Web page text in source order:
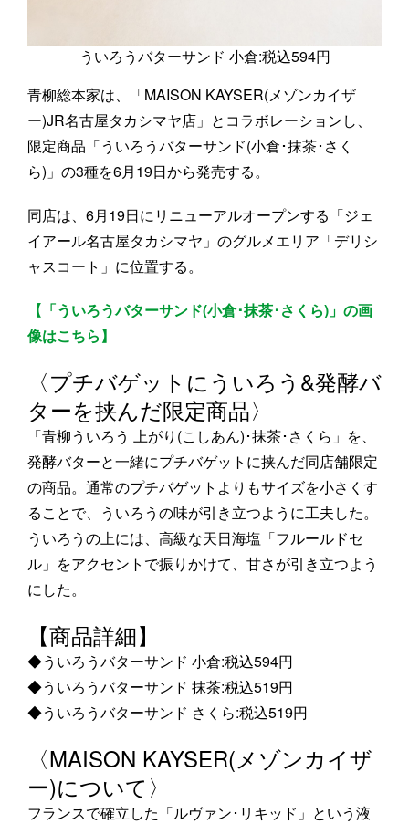
ういろうバターサンド 小倉:税込594円
青柳総本家は、「MAISON KAYSER(メゾンカイザ
ー)JR名古屋タカシマヤ店」とコラボレーションし、
限定商品「ういろうバターサンド(小倉･抹茶･さく
ら)」の3種を6月19日から発売する。
同店は、6月19日にリニューアルオープンする「ジェ
イアール名古屋タカシマヤ」のグルメエリア「デリシ
ャスコート」に位置する。
【「ういろうバターサンド(小倉･抹茶･さくら)」の画
像はこちら】
〈プチバゲットにういろう&発酵バ
ターを挟んだ限定商品〉
「青柳ういろう 上がり(こしあん)･抹茶･さくら」を、
発酵バターと一緒にプチバゲットに挟んだ同店舗限定
の商品。通常のプチバゲットよりもサイズを小さくす
ることで、ういろうの味が引き立つように工夫した。
ういろうの上には、高級な天日海塩「フルールドセ
ル」をアクセントで振りかけて、甘さが引き立つよう
にした。
【商品詳細】
◆ういろうバターサンド 小倉:税込594円
◆ういろうバターサンド 抹茶:税込519円
◆ういろうバターサンド さくら:税込519円
〈MAISON KAYSER(メゾンカイザ
ー)について〉
フランスで確立した「ルヴァン･リキッド」という液